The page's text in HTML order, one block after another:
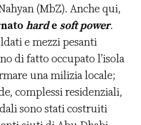
(MbZ). Anche qui,
harde soft power.
e mezzi pesanti
di fatto occupato l’isola
una milizia locale;
complessi residenziali,
sono stati costruiti